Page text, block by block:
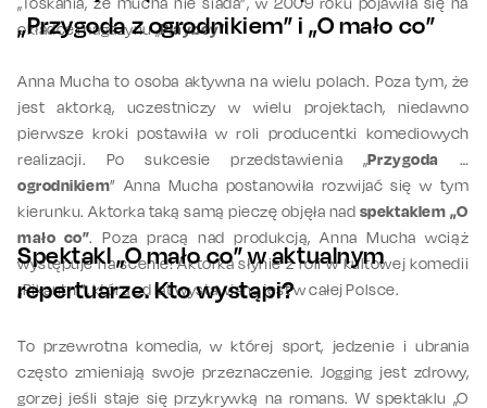
okładce magazynu „Playboy”.
„Przygoda z ogrodnikiem” i „O mało co”
Anna Mucha to osoba aktywna na wielu polach. Poza tym, że
jest aktorką, uczestniczy w wielu projektach, niedawno
pierwsze kroki postawiła w roli producentki komediowych
realizacji. Po sukcesie przedstawienia „Przygoda z
ogrodnikiem” Anna Mucha postanowiła rozwijać się w tym
kierunku. Aktorka taką samą pieczę objęła nad spektaklem „O
mało co”. Poza pracą nad produkcją, Anna Mucha wciąż
występuje na scenie! Aktorka słynie z roli w kultowej komedii
„Pikantni”, która od lat wystawiana jest w całej Polsce.
Spektakl „O mało co” w aktualnym
repertuarze. Kto wystąpi?
To przewrotna komedia, w której sport, jedzenie i ubrania
często zmieniają swoje przeznaczenie. Jogging jest zdrowy,
gorzej jeśli staje się przykrywką na romans. W spektaklu „O